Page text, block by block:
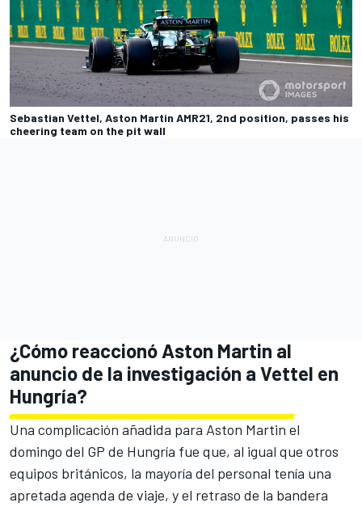
Sebastian Vettel, Aston Martin AMR21, 2nd position, passes his
cheering team on the pit wall
¿Cómo reaccionó Aston Martin al
anuncio de la investigación a Vettel en
Hungría?
Una complicación añadida para Aston Martin el
domingo del GP de Hungría fue que, al igual que otros
equipos británicos, la mayoría del personal tenía una
apretada agenda de viaje, y el retraso de la bandera